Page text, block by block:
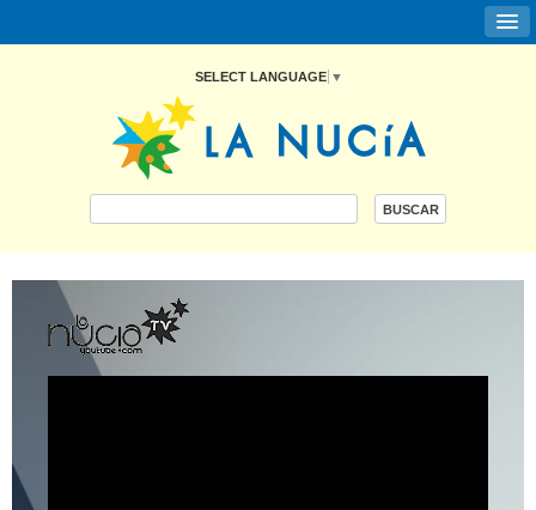
SELECT LANGUAGE ▼